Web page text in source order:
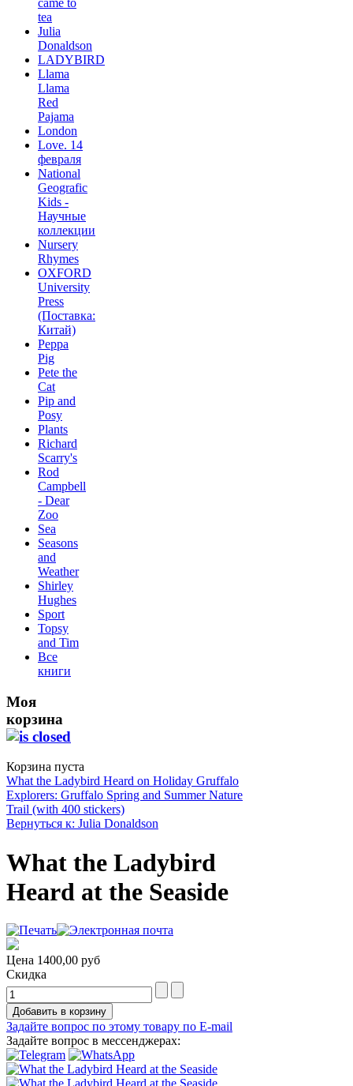
came to
tea
Julia
Donaldson
LADYBIRD
Llama
Llama
Red
Pajama
London
Love. 14
февраля
National
Geografic
Kids -
Научные
коллекции
Nursery
Rhymes
OXFORD
University
Press
(Поставка:
Китай)
Peppa
Pig
Pete the
Сat
Pip and
Posy
Plants
Richard
Scarry's
Rod
Campbell
- Dear
Zoo
Sea
Seasons
and
Weather
Shirley
Hughes
Sport
Topsy
and Tim
Все
книги
Моя
корзина
Корзина пуста
What the Ladybird Heard on Holiday Gruffalo
Explorers: Gruffalo Spring and Summer Nature
Trail (with 400 stickers)
Вернуться к: Julia Donaldson
What the Ladybird
Heard at the Seaside
Цена 1400,00 руб
Скидка
Задайте вопрос по этому товару по E-mail
Задайте вопрос в мессенджерах: